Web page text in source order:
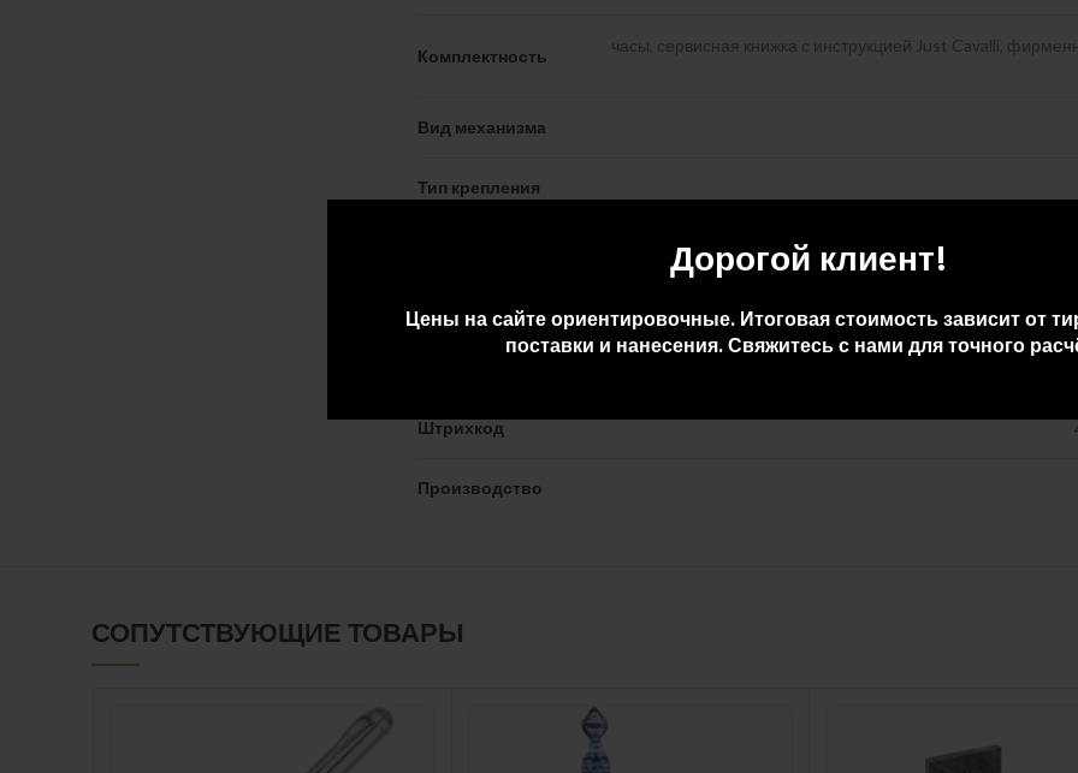
Дорогой клиент!
Цены на сайте ориентировочные. Итоговая стоимость зависит от
поставки и нанесения. Свяжитесь с нами для точного
Комплектность
часы, сервисная книжка с инструкцией Just Cavalli,
Вид механизма
Тип крепления
Штрихкод
Производство
СОПУТСТВУЮЩИЕ ТОВАРЫ